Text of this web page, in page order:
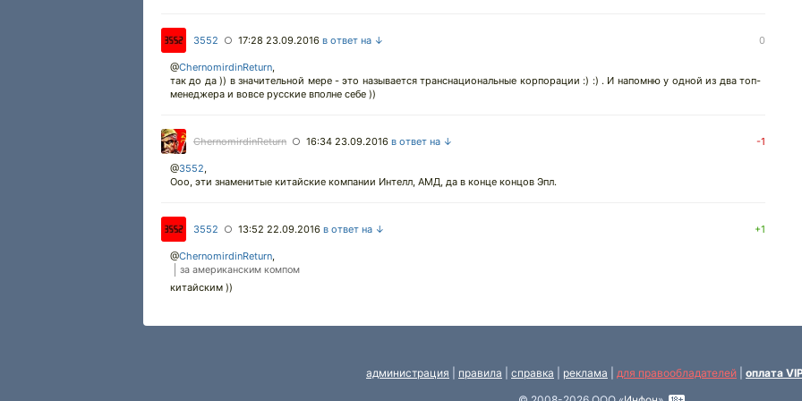
3552 ○ 17:28 23.09.2016 в ответ на ↓ 0
@ChernomirdinReturn
так до да )) в значительной мере - это называется транснациональные корпорации :) :) . И напомню у одной из два топ-
менеджера и вовсе русские вполне себе ))
ChernomirdinReturn ○ 16:34 23.09.2016 в ответ на ↓ -1
@3552
Ооо, эти знаменитые китайские компании Интелл, АМД, да в конце концов Эпл.
3552 ○ 13:52 22.09.2016 в ответ на ↓ +1
@ChernomirdinReturn
за американским компом
китайским ))
администрация правила справка реклама для правообладателей оплата